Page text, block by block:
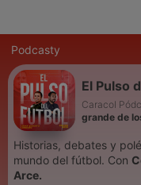
Podcasty
El Pulso
Caracol
grande de
Historias, debates y
mundo del fútbol. Con
Arce.